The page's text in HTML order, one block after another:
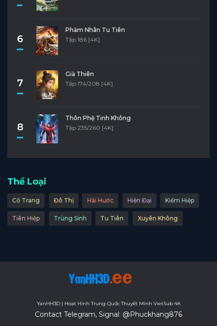
6
Phàm Nhân Tu Tiên
Tập 186 [4K]
7
Già Thiên
Tập 174/208 [4K]
8
Thôn Phệ Tinh Không
Tập 235/260 [4K]
Thể Loại
Cổ Trang Đô Thị Hài Hước Hiện Đại Kiếm Hiệp
Tiên Hiệp Trùng Sinh Tu Tiên Xuyên Không
YanHH3D | Hoạt Hình Trung Quốc Thuyết Minh VietSub 4K
Contact Telegram, Signal: @Phuckhang876